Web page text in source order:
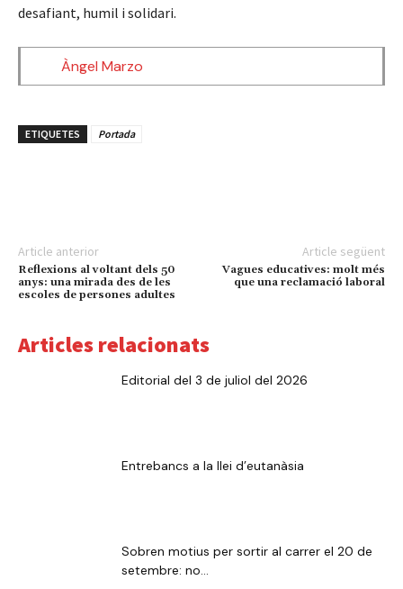
desafiant, humil i solidari.
Àngel Marzo
ETIQUETES Portada
Article anterior
Reflexions al voltant dels 50
anys: una mirada des de les
escoles de persones adultes
Article següent
Vagues educatives: molt més
que una reclamació laboral
Articles relacionats
Editorial del 3 de juliol del 2026
Entrebancs a la llei d’eutanàsia
Sobren motius per sortir al carrer el 20 de
setembre: no...